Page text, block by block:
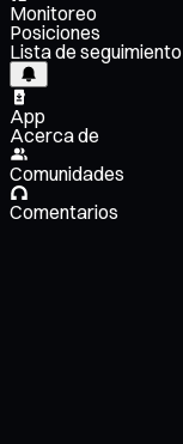
Monitoreo
Posiciones
Lista de seguimiento
App
Acerca de
Comunidades
Comentarios